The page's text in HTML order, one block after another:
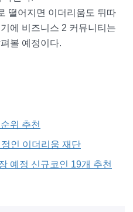
떨어지면 이더리움도 뒤따
에 비즈니스 2 커뮤니티는
볼 예정이다.
위 추천
인 이더리움 재단
예정 신규코인 19개 추천